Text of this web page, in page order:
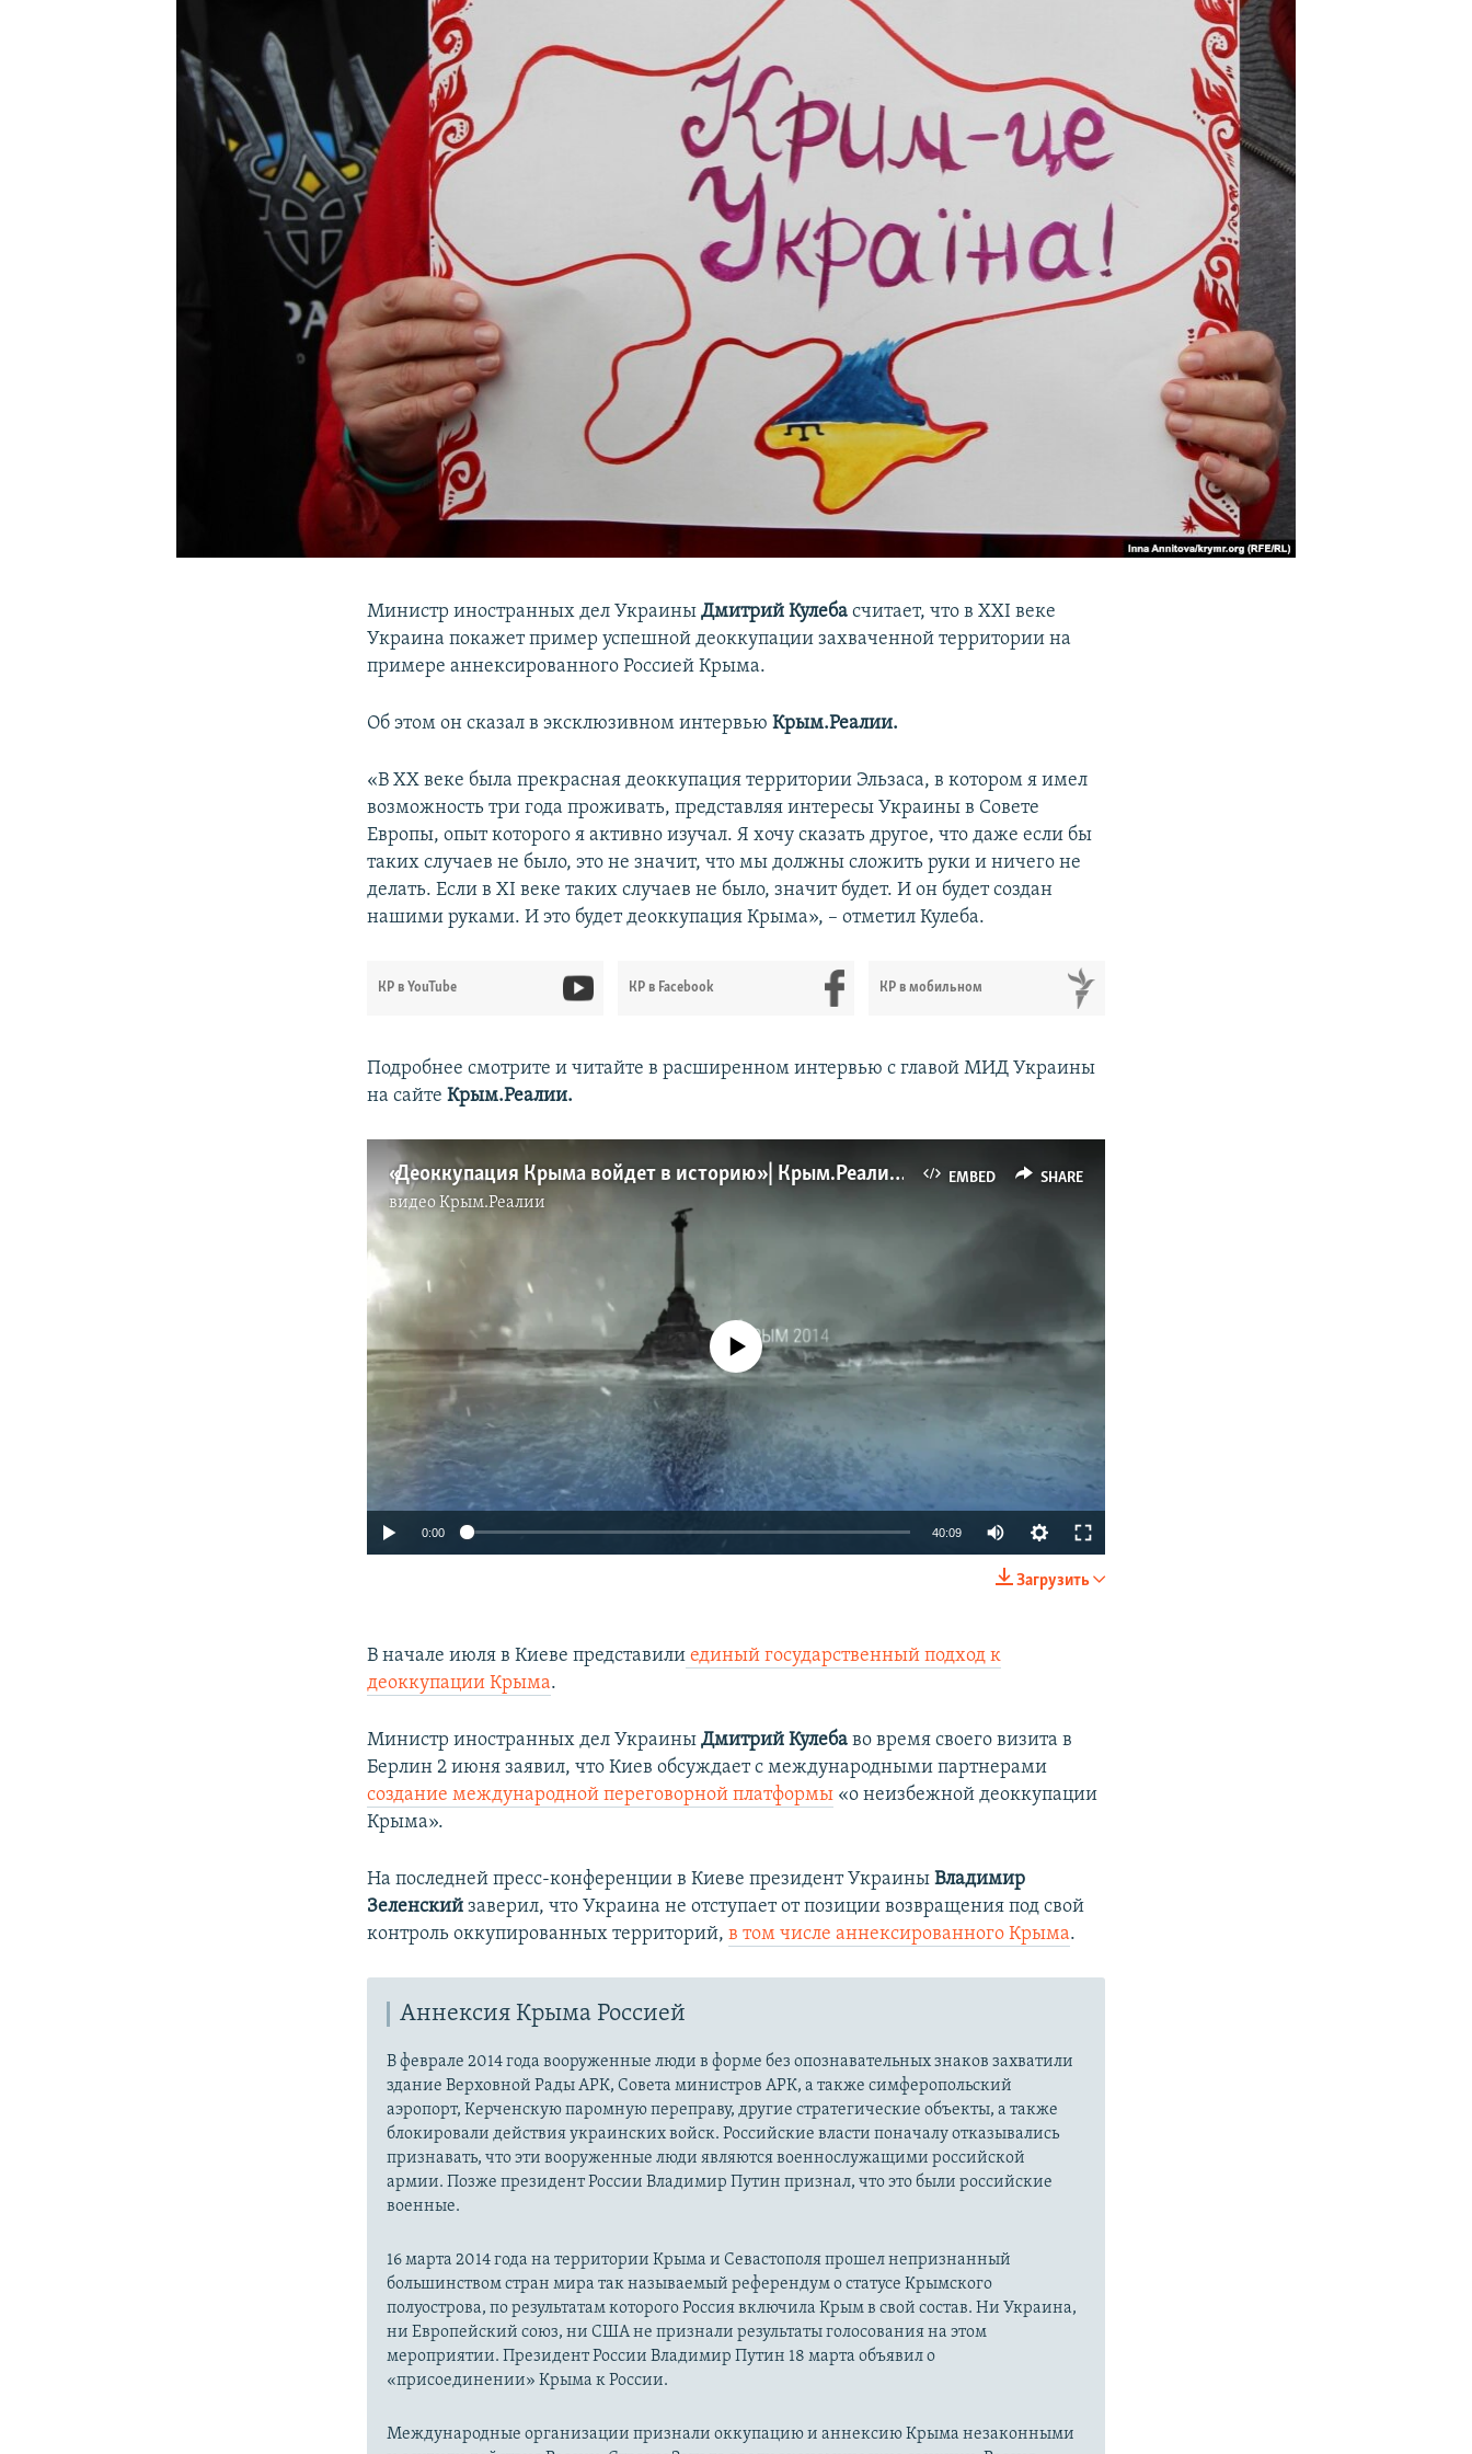
УКРАИНСКАЯ ПРОБЛЕМА КРЫМА
Министр иностранных дел УкраиныДмитрий Кулеба считает, что в XXI веке
Украина покажет пример успешной деоккупации захваченной территории на
примере аннексированного Россией Крыма.
Об этом он сказал в эксклюзивном интервью Крым.Реалии.
«В XX веке была прекрасная деоккупация территории Эльзаса, в котором я имел
возможность три года проживать, представляя интересы Украины в Совете
Европы, опыт которого я активно изучал. Я хочу сказать другое, что даже если бы
таких случаев не было, это не значит, что мы должны сложить руки и ничего не
делать. Если в XI веке таких случаев не было, значит будет. И он будет создан
нашими руками. И это будет деоккупация Крыма», – отметил Кулеба.
КР в YouTube КР в Facebook КР в мобильном
Подробнее смотрите и читайте в расширенном интервью с главой МИД Украины
на сайтеКрым.Реалии.
EMBED SHARE
«Деоккупация Крыма войдет в историю» | Крым.Реалии ТВ (видео)
видеоКрым.Реалии
SHARE
720p 1080p
No media source currently available
0:00 40:09
240p
Загрузить
В начале июля в Киеве представили единый государственный подход к
деоккупации Крыма.
Министр иностранных дел УкраиныДмитрий Кулебаво время своего визита в
Берлин 2 июня заявил, что Киев обсуждает с международными партнерами
создание международной переговорной платформы «о неизбежной деоккупации
Крыма».
На последней пресс-конференции в Киеве президент УкраиныВладимир
Зеленский заверил, что Украина не отступает от позиции возвращения под свой
контроль оккупированных территорий,в том числе аннексированного Крыма.
Аннексия Крыма Россией
В феврале 2014 года вооруженные люди в форме без опознавательных знаков захватили
здание Верховной Рады АРК, Совета министров АРК, а также симферопольский
аэропорт, Керченскую паромную переправу, другие стратегические объекты, а также
блокировали действия украинских войск. Российские власти поначалу отказывались
признавать, что эти вооруженные люди являются военнослужащими российской
армии. Позже президент России Владимир Путин признал, что это были российские
военные.
16 марта 2014 года на территории Крыма и Севастополя прошел непризнанный
большинством стран мира так называемый референдум о статусе Крымского
полуострова, по результатам которого Россия включила Крым в свой состав. Ни Украина,
ни Европейский союз, ни США не признали результаты голосования на этом
мероприятии. Президент России Владимир Путин 18 марта объявил о
«присоединении» Крыма к России.
Международные организации признали оккупацию и аннексию Крыма незаконными